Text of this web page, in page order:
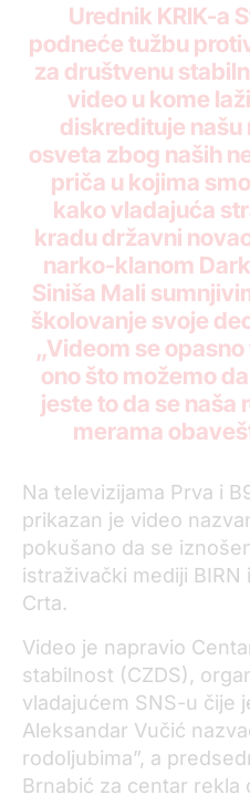
Urednik KRIK-a
podneće tužbu
za društvenu
video u kome
diskredituje našu
osveta zbog naših
priča u kojima
kako vladajuća
kradu državni
narko-klanom
Siniša Mali
školovanje svoje
„Videom se
ono što možemo
jeste to da se naša
merama
Na televizijama Prva i
prikazan je video
pokušano da se
istraživački mediji BIRN
Crta.
Video je napravio
stabilnost (CZDS),
vladajućem SNS-u čije
Aleksandar Vučić
rodoljubima”, a
Brnabić za centar rekla